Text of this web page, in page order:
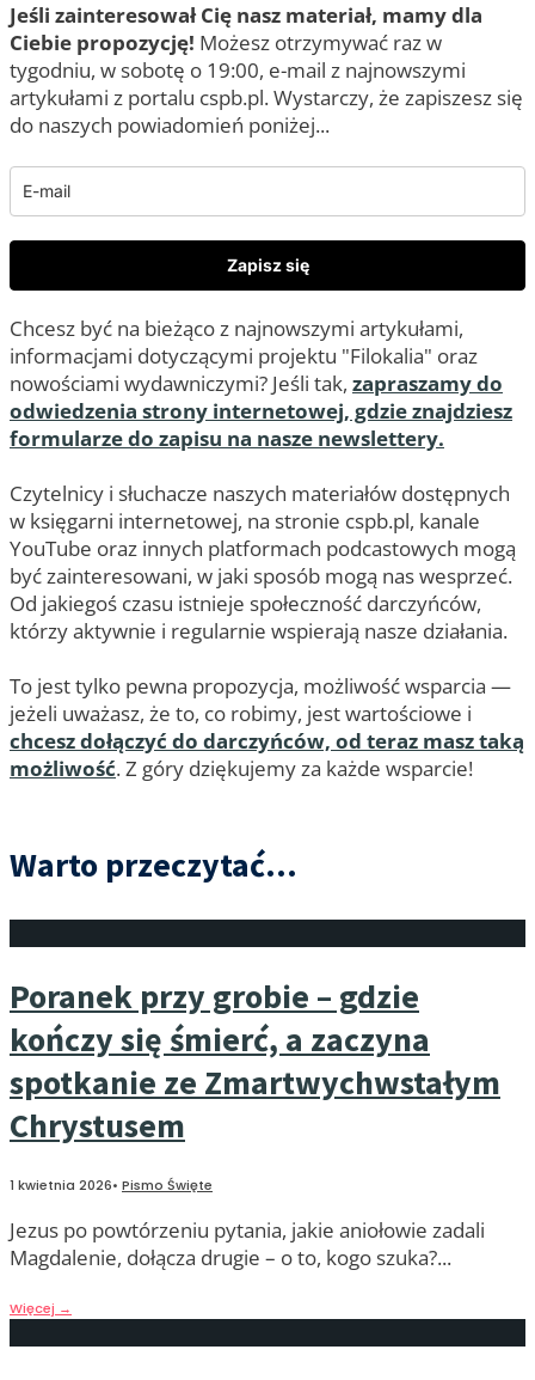
Jeśli zainteresował Cię nasz materiał, mamy dla
Ciebie propozycję! Możesz otrzymywać raz w
tygodniu, w sobotę o 19:00, e-mail z najnowszymi
artykułami z portalu cspb.pl. Wystarczy, że zapiszesz się
do naszych powiadomień poniżej...
Zapisz się
Chcesz być na bieżąco z najnowszymi artykułami,
informacjami dotyczącymi projektu "Filokalia" oraz
nowościami wydawniczymi? Jeśli tak, zapraszamy do
odwiedzenia strony internetowej, gdzie znajdziesz
formularze do zapisu na nasze newslettery.
Czytelnicy i słuchacze naszych materiałów dostępnych
w księgarni internetowej, na stronie cspb.pl, kanale
YouTube oraz innych platformach podcastowych mogą
być zainteresowani, w jaki sposób mogą nas wesprzeć.
Od jakiegoś czasu istnieje społeczność darczyńców,
którzy aktywnie i regularnie wspierają nasze działania.
To jest tylko pewna propozycja, możliwość wsparcia —
jeżeli uważasz, że to, co robimy, jest wartościowe i
chcesz dołączyć do darczyńców, od teraz masz taką
możliwość. Z góry dziękujemy za każde wsparcie!
Warto przeczytać...
Poranek przy grobie – gdzie
kończy się śmierć, a zaczyna
spotkanie ze Zmartwychwstałym
Chrystusem
1 kwietnia 2026• Pismo Święte
Jezus po powtórzeniu pytania, jakie aniołowie zadali
Magdalenie, dołącza drugie – o to, kogo szuka?...
Więcej →